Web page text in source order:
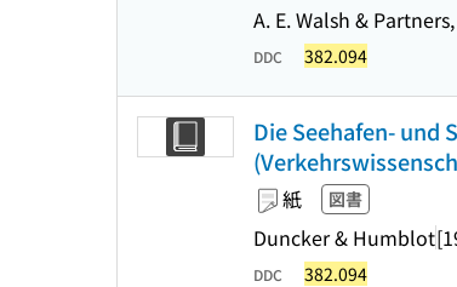
A. E. Walsh &
DDC 382.094
Die Seehafen- und
紙 図書
Duncker & Humblot
DDC 382.094